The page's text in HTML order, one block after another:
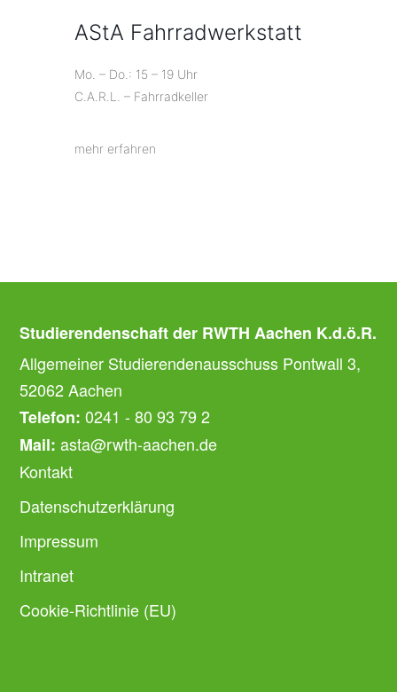
AStA Fahrradwerkstatt
Mo. – Do.: 15 – 19 Uhr
C.A.R.L. – Fahrradkeller
mehr erfahren
Studierendenschaft der RWTH Aachen K.d.ö.R.
Allgemeiner Studierendenausschuss Pontwall 3,
52062 Aachen
Telefon: 0241 - 80 93 79 2
Mail: asta@rwth-aachen.de
Kontakt
Datenschutzerklärung
Impressum
Intranet
Cookie-Richtlinie (EU)